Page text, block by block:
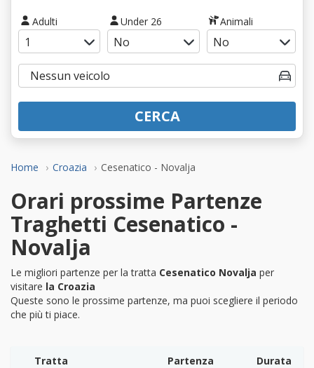
Home Croazia Cesenatico - Novalja
Adulti Under 26 Animali
CERCA
Orari prossime Partenze
Traghetti Cesenatico -
Novalja
Le migliori partenze per la tratta Cesenatico Novalja per
visitare la Croazia
Queste sono le prossime partenze, ma puoi scegliere il periodo
che più ti piace.
Tratta Partenza
Durata